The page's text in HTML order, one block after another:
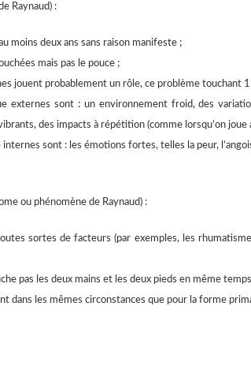
Raynaud) :
moins deux ans sans raison manifeste ;
mais pas le pouce ;
jouent probablement un rôle, ce problème touchant
externes sont : un environnement froid, des
des impacts à répétition (comme lorsqu’on joue
sont : les émotions fortes, telles la peur,
ou phénomène de Raynaud) :
sortes de facteurs (par exemples, les
pas les deux mains et les deux pieds en même
dans les mêmes circonstances que pour la forme